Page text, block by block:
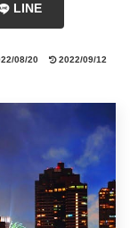
LINE
08/20 2022/09/12